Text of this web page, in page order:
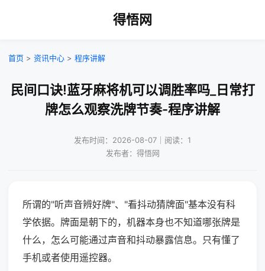
得悟网
首页 > 资讯中心 > 程序讲解
民间口诀!蓝牙麻将机可以调胜率吗_日常打
牌怎么观察洗牌节奏-程序讲解
发布时间：2026-08-07｜阅读：1
发布者：得悟网
所谓的"听声音辨好牌"、"看抖动猜牌面"基本没有科
学依据。牌面是朝下的，机器本身也不知道哪张牌是
什么，怎么可能通过声音和抖动暴露信息。只有懂了
手机或者使用遥控器。